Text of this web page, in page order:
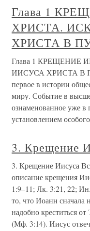
Глава 1
ХРИСТА.
ХРИСТА В
Глава 1
ИИСУСА ХРИСТА В
первое в истории
миру. Событие в
ознаменованное уже в
установлением
3. Крещение
3. Крещение Иисуса
описание крещения
1:9–11; Лк. 3:21, 22;
то, что Иоанн сначала
надобно креститься
(Мф. 3:14). Иисус